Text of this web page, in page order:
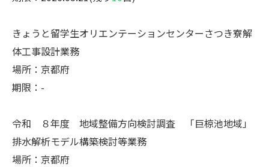
きょうと留学生オリエンテーションセンターさつき寮解
体工事設計業務
場所：京都府
期限：-
令和 ８年度 地域整備方向検討調査 「巨椋池地域」
排水解析モデル構築検討等業務
場所：京都府